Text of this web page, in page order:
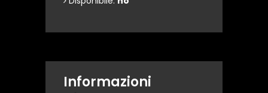
Informazioni